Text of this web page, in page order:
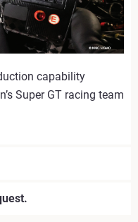
capability
Super GT racing team